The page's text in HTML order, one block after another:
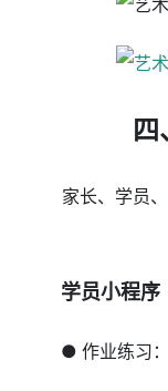
四
家长、学员
学员小程序
● 作业练习